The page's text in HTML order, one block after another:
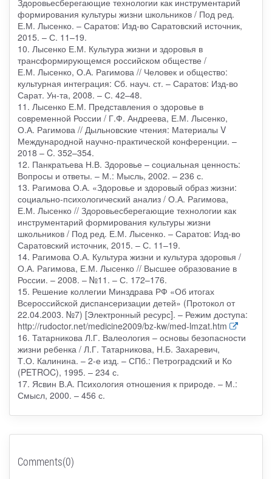
формирования культуры жизни школьников / Под ред.
Е.М. Лысенко. – Саратов: Изд-во Саратовский источник,
2015. – С. 11–19.
10. Лысенко Е.М. Культура жизни и здоровья в
трансформирующемся российском обществе /
Е.М. Лысенко, О.А. Рагимова // Человек и общество:
культурная интеграция: Сб. науч. ст. – Саратов: Изд-во
Сарат. Ун-та, 2008. – С. 42–48.
11. Лысенко Е.М. Представления о здоровье в
современной России / Г.Ф. Андреева, Е.М. Лысенко,
О.А. Рагимова // Дыльновские чтения: Материалы V
Международной научно-практической конференции. –
2018 – C. 352–354.
12. Панкратьева Н.В. Здоровье – социальная ценность:
Вопросы и ответы. – М.: Мысль, 2002. – 236 с.
13. Рагимова О.А. «Здоровье и здоровый образ жизни:
социально-психологический анализ / О.А. Рагимова,
Е.М. Лысенко // Здоровьесберегающие технологии как
инструментарий формирования культуры жизни
школьников / Под ред. Е.М. Лысенко. – Саратов: Изд-во
Саратовский источник, 2015. – С. 11–19.
14. Рагимова О.А. Культура жизни и культура здоровья /
О.А. Рагимова, Е.М. Лысенко // Высшее образование в
России. – 2008. – №11. – С. 172–176.
15. Решение коллегии Минздрава РФ «Об итогах
Всероссийской диспансеризации детей» (Протокол от
22.04.2003. №7) [Электронный ресурс]. – Режим доступа:
http://rudoctor.net/medicine2009/bz-kw/med-lmzat.htm
16. Татарникова Л.Г. Валеология – основы безопасности
жизни ребенка / Л.Г. Татарникова, Н.Б. Захаревич,
Т.О. Калинина. – 2-е изд. – СПб.: Петроградский и Ко
(PETROC), 1995. – 234 с.
17. Ясвин В.А. Психология отношения к природе. – М.:
Смысл, 2000. – 456 с.
Comments(0)